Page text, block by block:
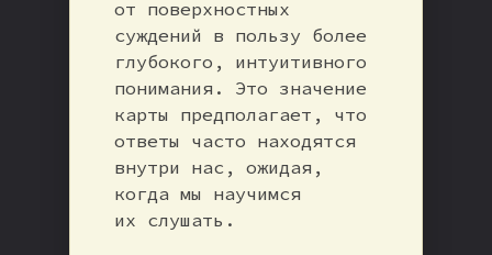
от поверхностных
суждений в пользу более
глубокого, интуитивного
понимания. Это значение
карты предполагает, что
ответы часто находятся
внутри нас, ожидая,
когда мы научимся
их слушать.